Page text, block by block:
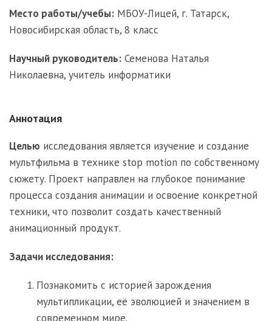
Место работы/учебы: МБОУ-Лицей, г. Татарск,
Новосибирская область, 8 класс
Научный руководитель: Семенова Наталья
Николаевна, учитель информатики
Аннотация
Целью исследования является изучение и создание
мультфильма в технике stop motion по собственному
сюжету. Проект направлен на глубокое понимание
процесса создания анимации и освоение конкретной
техники, что позволит создать качественный
анимационный продукт.
Задачи исследования:
Познакомить с историей зарождения
мультипликации, её эволюцией и значением в
современном мире.